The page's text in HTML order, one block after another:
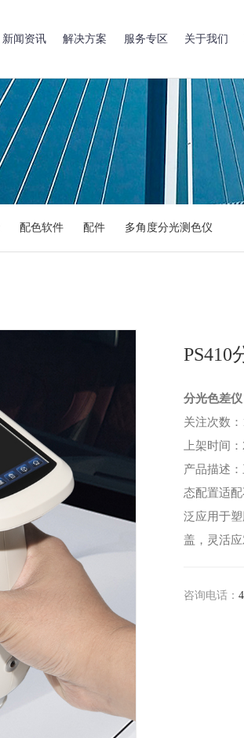
新闻资讯 解决方案 服务专区 关于我们
配色软件 配件 多角度分光测色仪
PS410
分光色差仪
关注次数
上架时间
产品描述
态配置适
泛应用于
盖，灵活
咨询电话：